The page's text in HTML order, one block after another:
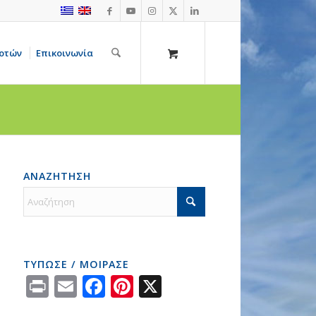
Επικοινωνία
ΑΝΑΖΗΤΗΣΗ
ΤΥΠΩΣΕ / ΜΟΙΡΑΣΕ
PrintEmailFacebook
Pinterest